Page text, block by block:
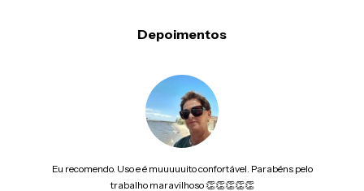
Este produto Seringô é fabricado sob demanda para evitar desperdícios. Por isso, o
Ficha Técnica e Composição 📝
A transparência é a nossa base. Veja o que você está calçando:
agrotóxicos).
Depoimentos
Eu recomendo. Uso e é muuuuuito confortável. Parabéns pelo
trabalho maravilhoso 👏👏👏👏👏